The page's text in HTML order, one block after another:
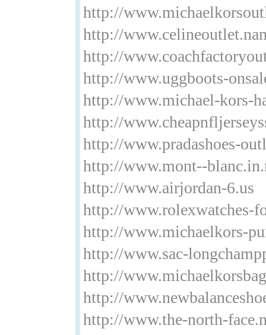
http://
http://
http://
http://www.uggboots-
http://www.michael-kors-
http://
http://www.pradashoes-
http://www.mont--
http://www.airjordan-6.us
http://www.rolexwatches-
http://www.michaelkors-
http://www.sac-
http://
http://
http://www.the-north-